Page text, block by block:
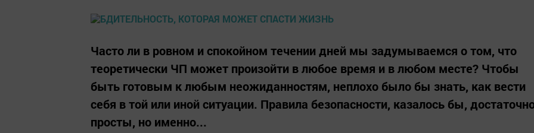
Часто ли в ровном и спокойном течении дней мы задумываемся о том, что
теоретически ЧП может произойти в любое время и в любом месте? Чтобы
быть готовым к любым неожиданностям, неплохо было бы знать, как вести
себя в той или иной ситуации. Правила безопасности, казалось бы,
просты, но именно...